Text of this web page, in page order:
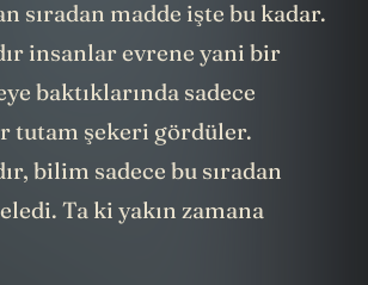
sıradan madde işte bu kadar.
insanlar evrene yani bir
baktıklarında sadece
tutam şekeri gördüler.
bilim sadece bu sıradan
Ta ki yakın zamana